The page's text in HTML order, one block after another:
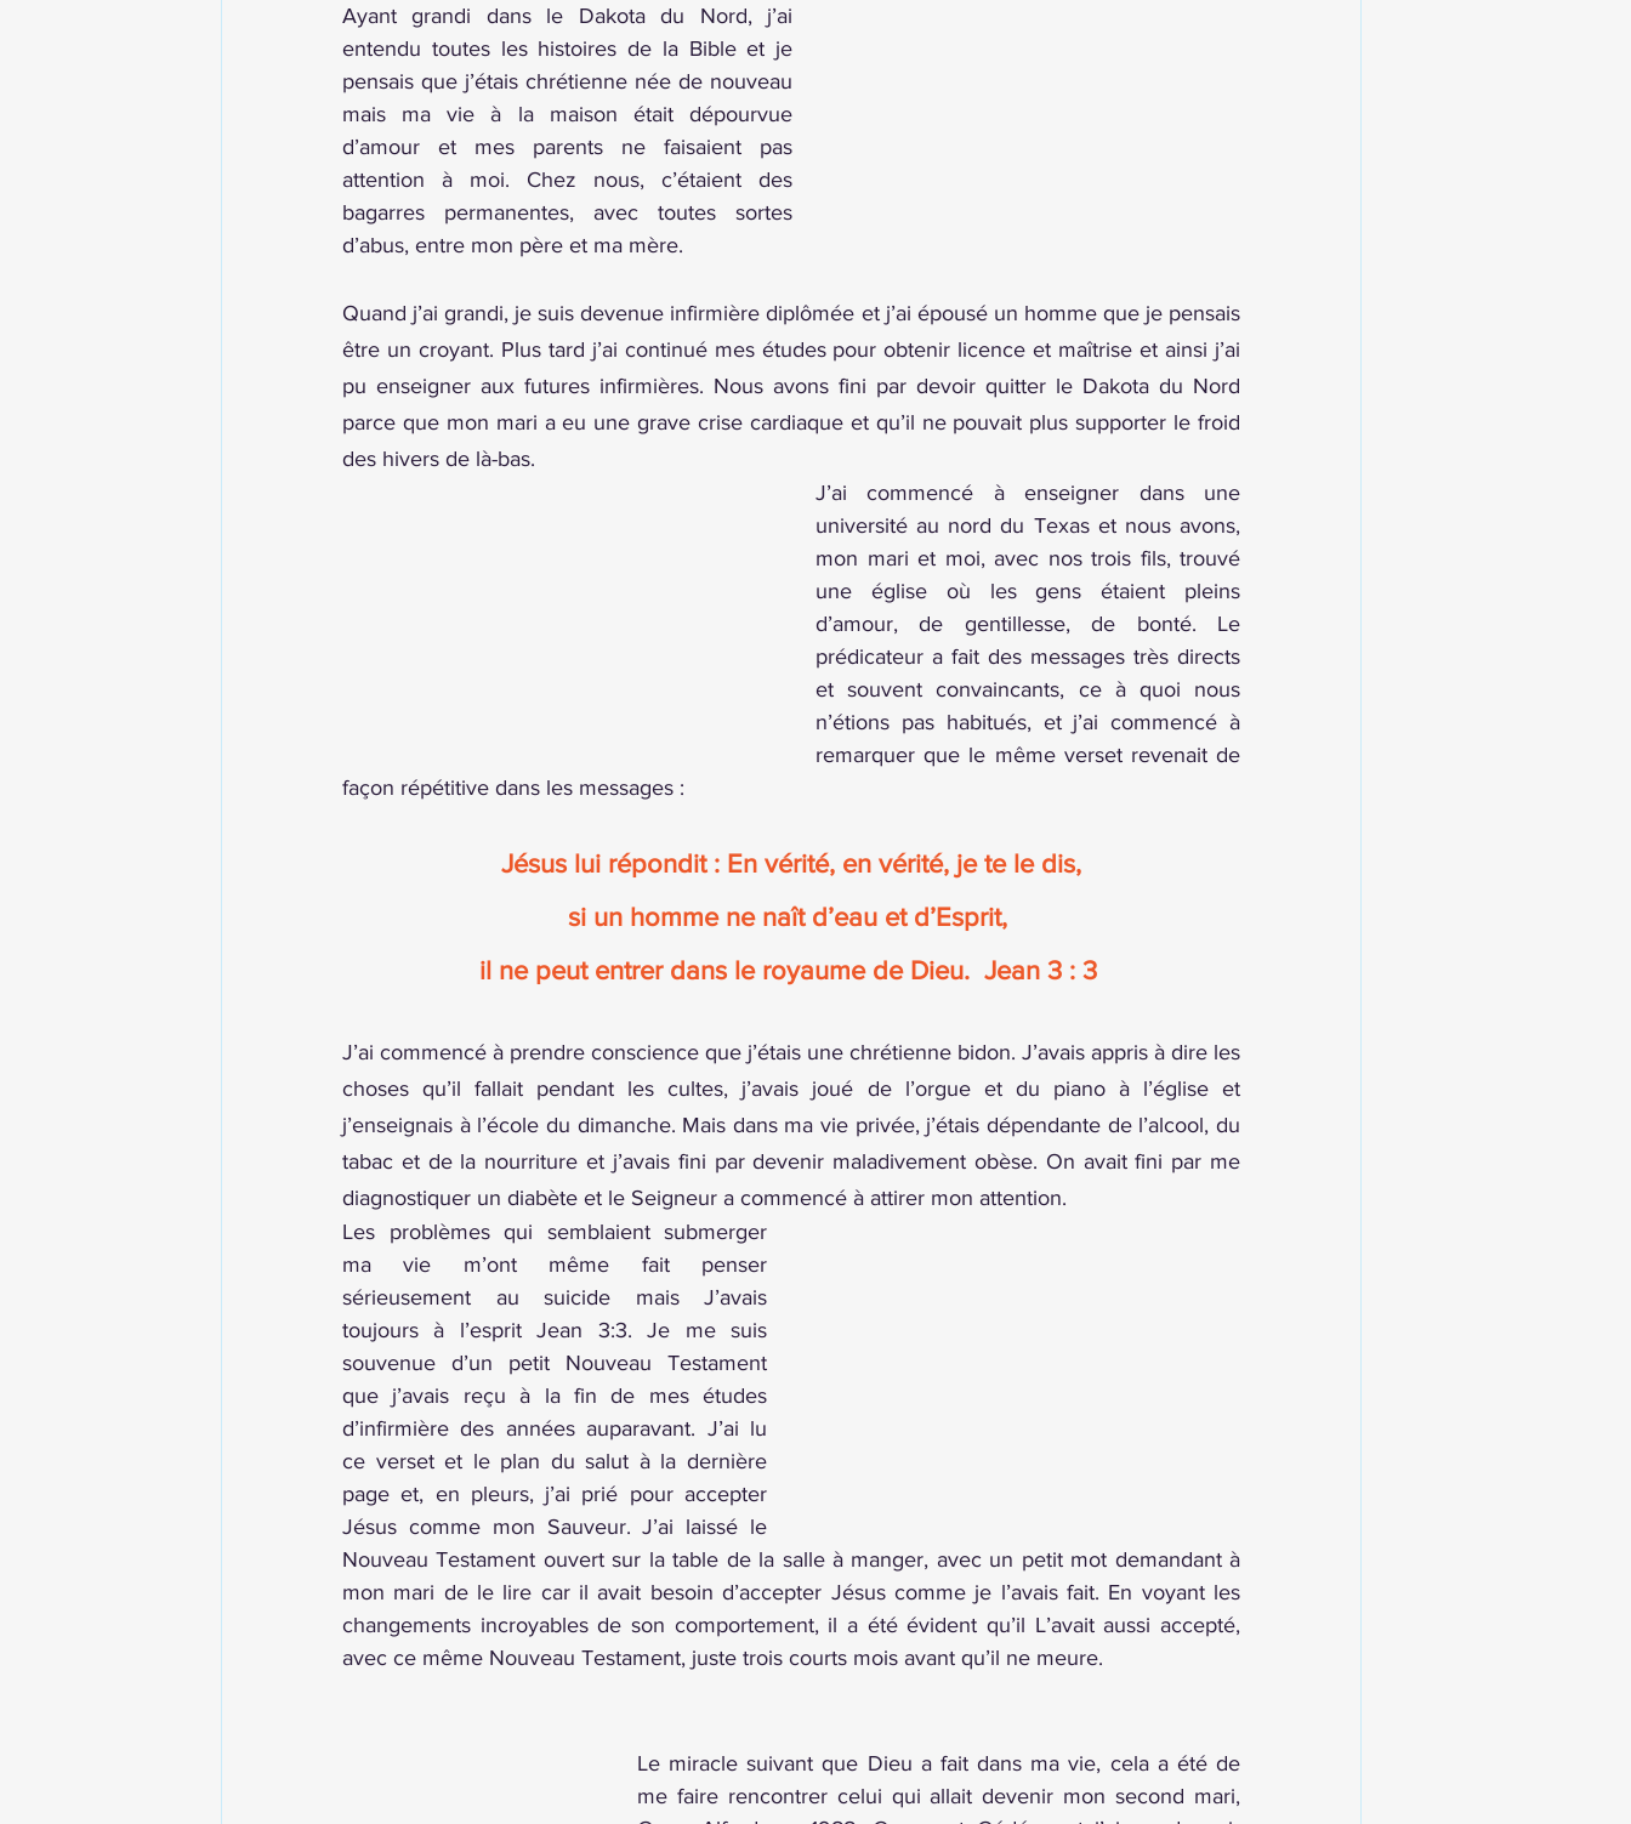
Ayant grandi dans le Dakota du Nord, j’ai
entendu toutes les histoires de la Bible et je
pensais que j’étais chrétienne née de nouveau
mais ma vie à la maison était dépourvue
d’amour et mes parents ne faisaient pas
attention à moi. Chez nous, c’étaient des
bagarres permanentes, avec toutes sortes
d’abus, entre mon père et ma mère.
Quand j’ai grandi, je suis devenue infirmière diplômée et j’ai épousé un homme que je pensais
être un croyant. Plus tard j’ai continué mes études pour obtenir licence et maîtrise et ainsi j’ai
pu enseigner aux futures infirmières. Nous avons fini par devoir quitter le Dakota du Nord
parce que mon mari a eu une grave crise cardiaque et qu’il ne pouvait plus supporter le froid
des hivers de là-bas.
J’ai commencé à enseigner dans une
université au nord du Texas et nous avons,
mon mari et moi, avec nos trois fils, trouvé
une église où les gens étaient pleins
d’amour, de gentillesse, de bonté. Le
prédicateur a fait des messages très directs
et souvent convaincants, ce à quoi nous
n’étions pas habitués, et j’ai commencé à
remarquer que le même verset revenait de
façon répétitive dans les messages :
Jésus lui répondit : En vérité, en vérité, je te le dis,
si un homme ne naît d’eau et d’Esprit,
il ne peut entrer dans le royaume de Dieu.  Jean 3 : 3
J’ai commencé à prendre conscience que j’étais une chrétienne bidon. J’avais appris à dire les
choses qu’il fallait pendant les cultes, j’avais joué de l’orgue et du piano à l’église et
j’enseignais à l’école du dimanche. Mais dans ma vie privée, j’étais dépendante de l’alcool, du
tabac et de la nourriture et j’avais fini par devenir maladivement obèse. On avait fini par me
diagnostiquer un diabète et le Seigneur a commencé à attirer mon attention.
Les problèmes qui semblaient submerger
ma vie m’ont même fait penser
sérieusement au suicide mais J’avais
toujours à l’esprit Jean 3:3. Je me suis
souvenue d’un petit Nouveau Testament
que j’avais reçu à la fin de mes études
d’infirmière des années auparavant. J’ai lu
ce verset et le plan du salut à la dernière
page et, en pleurs, j’ai prié pour accepter
Jésus comme mon Sauveur. J’ai laissé le
Nouveau Testament ouvert sur la table de la salle à manger, avec un petit mot demandant à
mon mari de le lire car il avait besoin d’accepter Jésus comme je l’avais fait. En voyant les
changements incroyables de son comportement, il a été évident qu’il L’avait aussi accepté,
avec ce même Nouveau Testament, juste trois courts mois avant qu’il ne meure.
Le miracle suivant que Dieu a fait dans ma vie, cela a été de
me faire rencontrer celui qui allait devenir mon second mari,